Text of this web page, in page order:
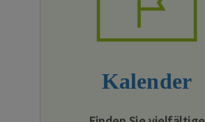
Kalender